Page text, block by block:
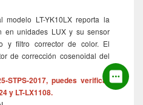
modelo LT-YK10LX reporta la
en unidades LUX y su sensor
y filtro corrector de color. El
de corrección cosenoidal del
STPS-2017, puedes verificar
y LT-LX1108.